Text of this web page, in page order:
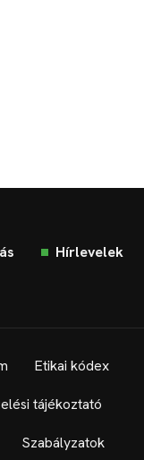
Hírlevelek
Etikai kódex
tájékoztató
Szabályzatok